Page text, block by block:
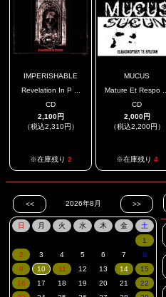
IMPERISHABLE
Revelation In P ...
CD
2,100円
（税込2,310円）
※在庫残り 2
MUCUS
Mature Et Respo ...
CD
2,000円
（税込2,200円）
※在庫残り 4